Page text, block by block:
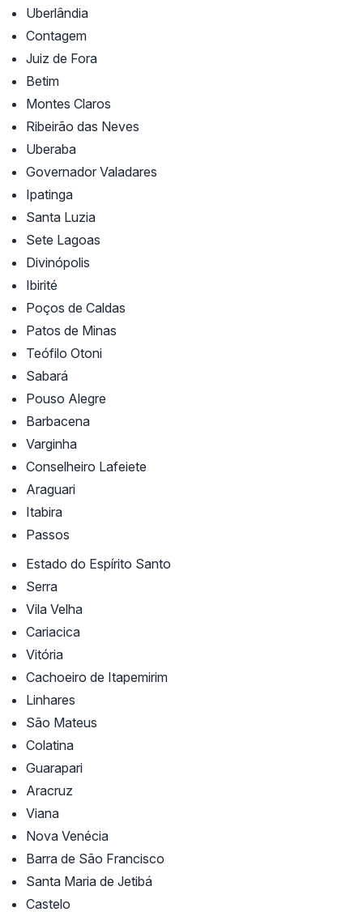
Uberlândia
Contagem
Juiz de Fora
Betim
Montes Claros
Ribeirão das Neves
Uberaba
Governador Valadares
Ipatinga
Santa Luzia
Sete Lagoas
Divinópolis
Ibirité
Poços de Caldas
Patos de Minas
Teófilo Otoni
Sabará
Pouso Alegre
Barbacena
Varginha
Conselheiro Lafeiete
Araguari
Itabira
Passos
Estado do Espírito Santo
Serra
Vila Velha
Cariacica
Vitória
Cachoeiro de Itapemirim
Linhares
São Mateus
Colatina
Guarapari
Aracruz
Viana
Nova Venécia
Barra de São Francisco
Santa Maria de Jetibá
Castelo